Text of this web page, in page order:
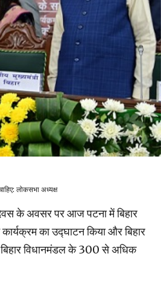
लोकसभा अध्यक्ष
के अवसर पर आज पटना में बिहार
का उद्घाटन किया और बिहार
बिहार विधानमंडल के 300 से अधिक